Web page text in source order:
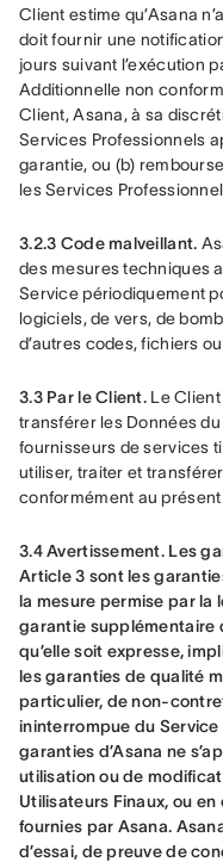
Client estime qu’Asana
doit fournir une
jours suivant l’exécution
Additionnelle non
Client, Asana, à sa
Services Professionnels
garantie, ou (b)
les Services
3.2.3 Code malveillant.
des mesures techniques
Service périodiquement
logiciels, de vers, de
d’autres codes, fichiers
3.3 Par le Client. Le
transférer les Données
fournisseurs de services
utiliser, traiter et
conformément au
3.4 Avertissement. Les
Article 3 sont les
la mesure permise par la
garantie supplémentaire
qu’elle soit expresse,
les garanties de qualité
particulier, de non-
ininterrompue du Service
garanties d’Asana ne
utilisation ou de
Utilisateurs Finaux, ou
fournies par Asana.
d’essai, de preuve de